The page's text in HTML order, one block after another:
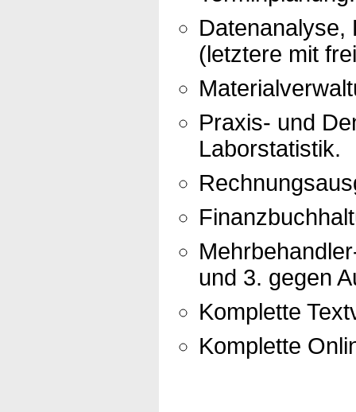
Datenanalyse,
(letztere mit
Praxis- und
Laborstatistik.
und 3. gegen
Komplette
Komplette